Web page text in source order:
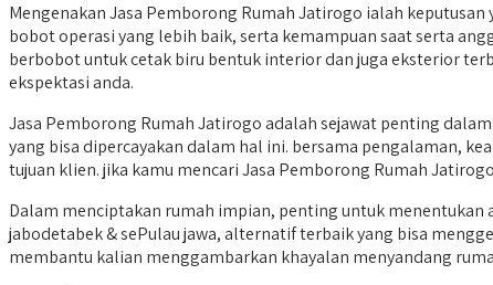
Mengenakan Jasa Pemborong Rumah Jatirogo ialah
bobot operasi yang lebih baik, serta kemampuan saat serta
berbobot untuk cetak biru bentuk interior dan juga eksterior
ekspektasi anda.
Jasa Pemborong Rumah Jatirogo adalah sejawat penting
yang bisa dipercayakan dalam hal ini. bersama pengalaman,
tujuan klien. jika kamu mencari Jasa Pemborong Rumah
Dalam menciptakan rumah impian, penting untuk
jabodetabek & sePulau jawa, alternatif terbaik yang bisa
membantu kalian menggambarkan khayalan menyandang